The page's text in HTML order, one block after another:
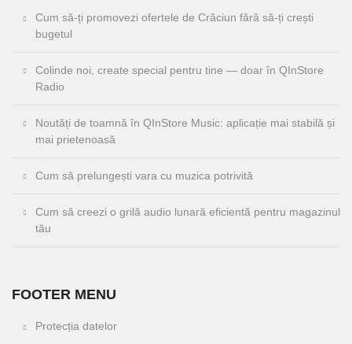
Cum să-ți promovezi ofertele de Crăciun fără să-ți crești
bugetul
Colinde noi, create special pentru tine — doar în QInStore
Radio
Noutăți de toamnă în QInStore Music: aplicație mai stabilă și
mai prietenoasă
Cum să prelungești vara cu muzica potrivită
Cum să creezi o grilă audio lunară eficientă pentru magazinul
tău
FOOTER MENU
Protecția datelor